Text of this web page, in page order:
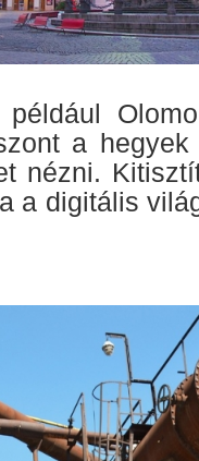
a
nézni.
a digitális